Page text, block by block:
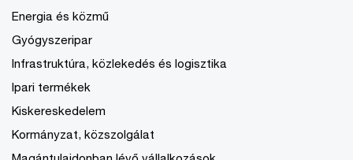
Energia és közmű
Gyógyszeripar
Infrastruktúra, közlekedés és logisztika
Ipari termékek
Kiskereskedelem
Kormányzat, közszolgálat